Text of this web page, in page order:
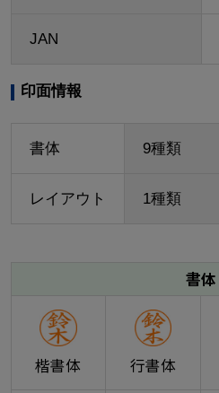
JAN
印面情報
書体 9種類
レイアウト 1種類
書体
楷書体 行書体